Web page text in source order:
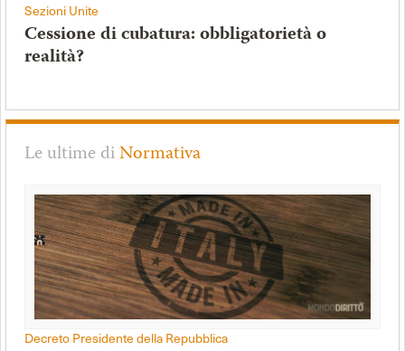
Sezioni Unite
Cessione di cubatura: obbligatorietà o
realità?
Le ultime diNormativa
Decreto Presidente della Repubblica